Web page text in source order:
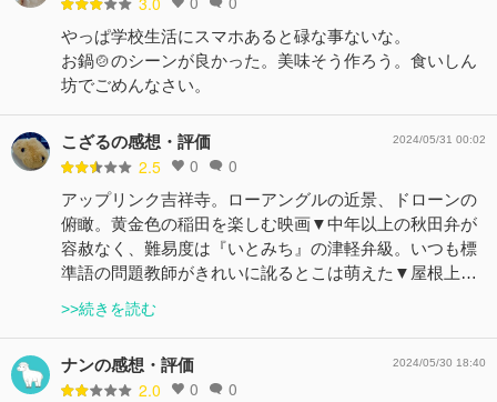
やっぱ学校生活にスマホあると碌な事ないな。
お鍋🍲のシーンが良かった。美味そう作ろう。食いしん
坊でごめんなさい。
こざるの感想・評価
2.5 0 0
2024/05/31 00:02
アップリンク吉祥寺。ローアングルの近景、ドローンの
俯瞰。黄金色の稲田を楽しむ映画▼中年以上の秋田弁が
容赦なく、難易度は『いとみち』の津軽弁級。いつも標
準語の問題教師がきれいに訛るとこは萌えた▼屋根上…
>>続きを読む
ナンの感想・評価
2.0 0 0
2024/05/30 18:40